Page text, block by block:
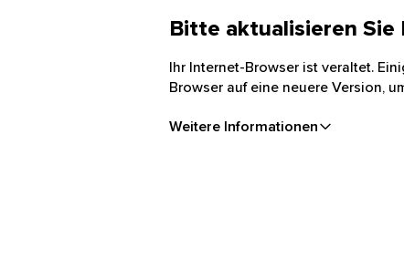
Bitte aktualisieren Sie
Ihr Internet-Browser ist veraltet.
Browser auf eine neuere Version,
Weitere Informationen